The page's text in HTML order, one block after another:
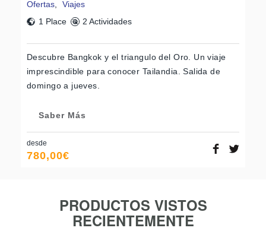
Ofertas
Viajes
1 Place
2 Actividades
Descubre Bangkok y el triangulo del Oro. Un viaje
imprescindible para conocer Tailandia. Salida de
domingo a jueves.
Saber Más
desde
780,00€
PRODUCTOS VISTOS
RECIENTEMENTE